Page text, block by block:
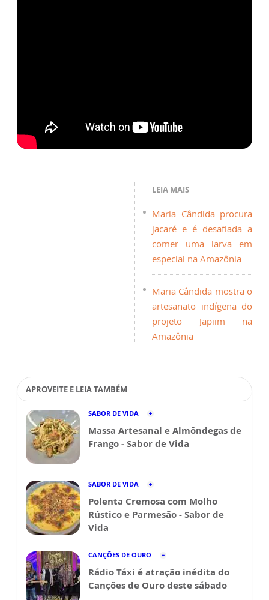
LEIA MAIS
Maria Cândida procura
jacaré e é desafiada a
comer uma larva em
especial na Amazônia
Maria Cândida mostra o
artesanato indígena do
projeto Japiim na
Amazônia
APROVEITE E LEIA TAMBÉM
SABOR DE VIDA
Massa Artesanal e Almôndegas de
Frango - Sabor de Vida
SABOR DE VIDA
Polenta Cremosa com Molho
Rústico e Parmesão - Sabor de
Vida
CANÇÕES DE OURO
Rádio Táxi é atração inédita do
Canções de Ouro deste sábado